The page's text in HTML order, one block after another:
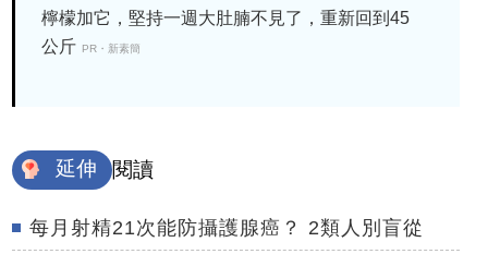
檸檬加它，堅持一週大肚腩不見了，重新回到45
公斤 PR・新素簡
延伸 閱讀
每月射精21次能防攝護腺癌？ 2類人別盲從